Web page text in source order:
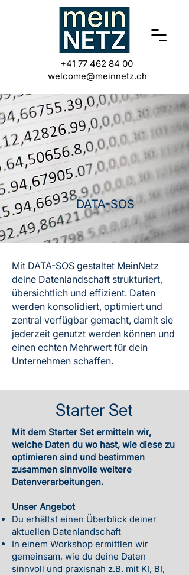
+41 77 462 84 00
welcome@meinnetz.ch
DATA-SOS
Mit DATA-SOS gestaltet MeinNetz
deine Datenlandschaft strukturiert,
übersichtlich und effizient. Daten
werden konsolidiert, optimiert und
zentral verfügbar gemacht, damit sie
jederzeit genutzt werden können und
einen echten Mehrwert für dein
Unternehmen schaffen.
Starter Set
Mit dem Starter Set ermitteln wir,
welche Daten du wo hast, wie diese zu
optimieren sind und bestimmen
zusammen sinnvolle weitere
Datenverarbeitungen.
Unser Angebot
Du erhältst einen Überblick deiner
aktuellen Datenlandschaft
In einem Workshop ermittlen wir
gemeinsam, wie du deine Daten
sinnvoll und praxisnah z.B. mit KI, BI,